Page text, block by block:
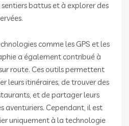
battus et à explorer des
comme les GPS et les
a également contribué à
route. Ces outils permettent
leurs itinéraires, de trouver des
et de partager leurs
aventuriers. Cependant, il est
uniquement à la technologie